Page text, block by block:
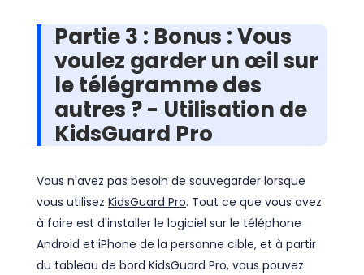
Partie 3 : Bonus : Vous
voulez garder un œil sur
le télégramme des
autres ? - Utilisation de
KidsGuard Pro
Vous n'avez pas besoin de sauvegarder lorsque
vous utilisez KidsGuard Pro. Tout ce que vous avez
à faire est d'installer le logiciel sur le téléphone
Android et iPhone de la personne cible, et à partir
du tableau de bord KidsGuard Pro, vous pouvez